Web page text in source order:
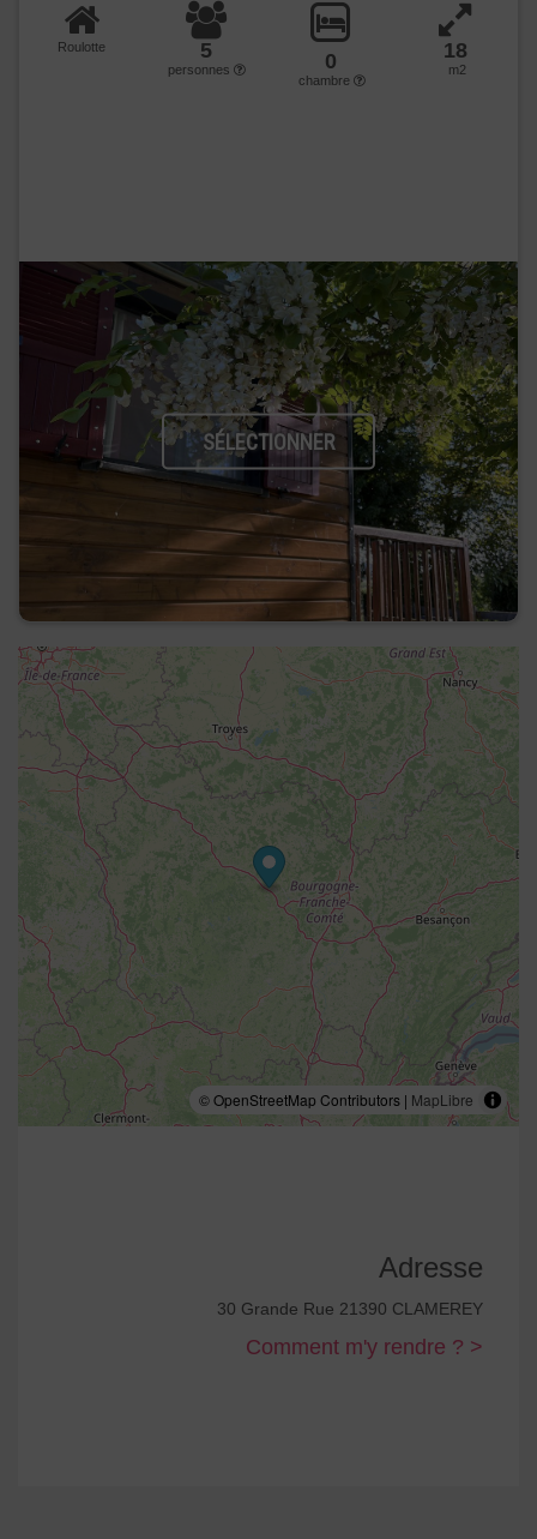
Roulotte 5
personnes 0
chambre
18
m2
SÉLECTIONNER
© OpenStreetMap Contributors | MapLibre
Adresse
30 Grande Rue 21390 CLAMEREY
Comment m'y rendre ? >